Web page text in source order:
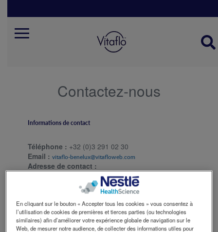
content
Mobile
Contactez-nous
Informations de contact
Téléphone : +32 (0)3 291 02 30
Email : vitaflo-benelux@vitafloweb.com
Adresse de contact :
Formulaire de contact
En cliquant sur le bouton « Accepter tous les cookies » vous consentez à
l’utilisation de cookies de premières et tierces parties (ou technologies
similaires) afin d’améliorer votre expérience globale de navigation sur le
Web, de mesurer notre audience, de collecter des informations utiles pour